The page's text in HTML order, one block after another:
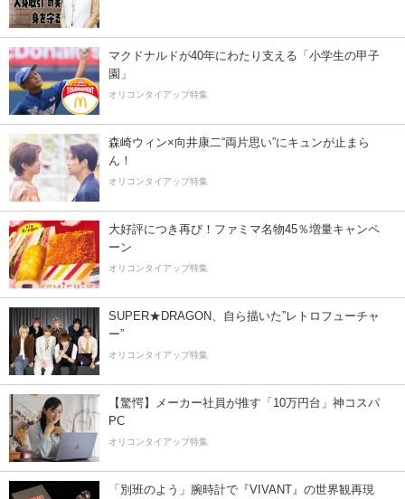
マクドナルドが40年にわたり支える「小学生の甲子
園」
オリコンタイアップ特集
森崎ウィン×向井康二“両片思い”にキュンが止まら
ん！
オリコンタイアップ特集
大好評につき再び！ファミマ名物45％増量キャンペ
ーン
オリコンタイアップ特集
SUPER★DRAGON、自ら描いた”レトロフューチャ
ー”
オリコンタイアップ特集
【驚愕】メーカー社員が推す「10万円台」神コスパ
PC
オリコンタイアップ特集
「別班のよう」腕時計で『VIVANT』の世界観再現